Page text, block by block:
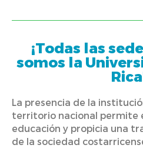
¡Todas las
somos la
La presencia de la
territorio nacional permite
educación y propicia una
de la sociedad